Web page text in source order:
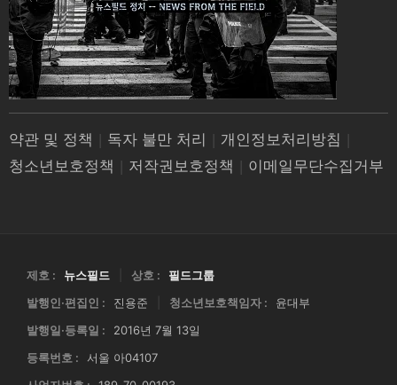
약관 및 정책 | 독자 불만 처리 | 개인정보처리방침 |
청소년보호정책 | 저작권보호정책 | 이메일무단수집거부
제호 : 뉴스필드 상호 :
필드그룹
발행인·편집인 :
진용준 청소년보호책임자 :
윤대부
발행일·등록일 :
2016년 7월 13일
등록번호 :
서울 아04107